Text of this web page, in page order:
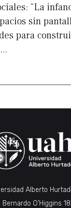
“La
sin
para
Alberto
Bernardo O’Higgins